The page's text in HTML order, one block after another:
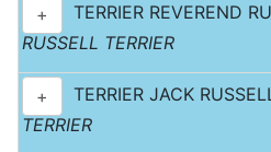
+ TERRIER REVEREND
RUSSELL TERRIER
+ TERRIER JACK
TERRIER